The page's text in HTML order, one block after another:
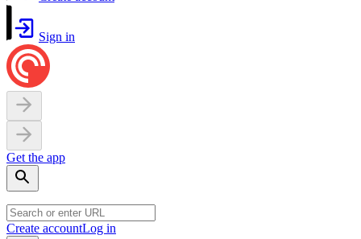
Sign in
Get the app
Create accountLog in